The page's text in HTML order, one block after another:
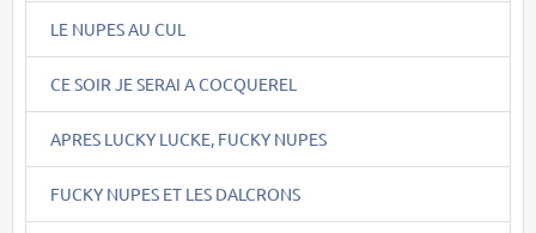
LE NUPES AU CUL
CE SOIR JE SERAI A COCQUEREL
APRES LUCKY LUCKE, FUCKY NUPES
FUCKY NUPES ET LES DALCRONS